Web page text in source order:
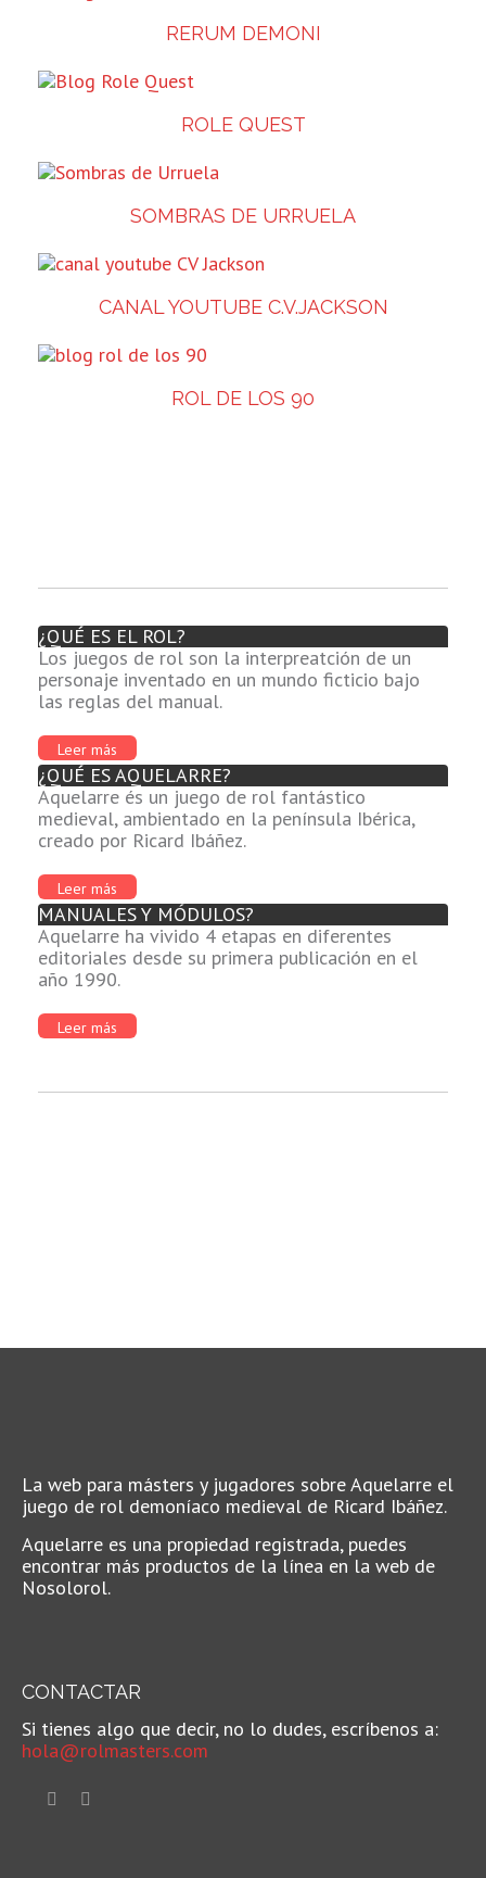
RERUM DEMONI
ROLE QUEST
SOMBRAS DE URRUELA
CANAL YOUTUBE C.V.JACKSON
ROL DE LOS 90
¿QUÉ ES EL ROL?
Los juegos de rol son la interpreatción de un
personaje inventado en un mundo ficticio bajo
las reglas del manual.
Leer más
¿QUÉ ES AQUELARRE?
Aquelarre és un juego de rol fantástico
medieval, ambientado en la península Ibérica,
creado por Ricard Ibáñez.
Leer más
MANUALES Y MÓDULOS?
Aquelarre ha vivido 4 etapas en diferentes
editoriales desde su primera publicación en el
año 1990.
Leer más
La web para másters y jugadores sobre Aquelarre el
juego de rol demoníaco medieval de Ricard Ibáñez.
Aquelarre es una propiedad registrada, puedes
encontrar más productos de la línea en la web de
Nosolorol.
CONTACTAR
Si tienes algo que decir, no lo dudes, escríbenos a:
hola@rolmasters.com